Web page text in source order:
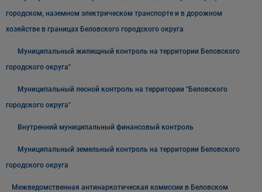
городском, наземном электрическом транспорте и в дорожном
хозяйстве в границах Беловского городского округа
Муниципальный жилищный контроль на территории Беловского
городского округа"
Муниципальный лесной контроль на территории "Беловского
городского округа"
Внутренний муниципальный финансовый контроль
Муниципальный земельный контроль на территории Беловского
городского округа
Межведомственная антинаркотическая комиссии в Беловском